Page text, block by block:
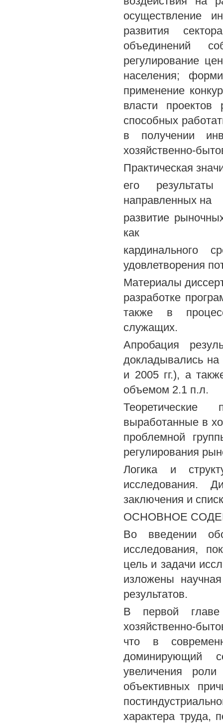
осуществление
развития
объединений
регулирование
населения;
применение
власти проектов
способных
в получении
хозяйственно-
Практическая
его
направленных на
развитие
как
кардинального
удовлетворения
Материалы
разработке
также в
служащих.
Апробация
докладывались на
и 2005 гг.), а
объемом 2.1 п.л.
выработанные в
проблемной
регулирования
Логика и
исследования.
заключения и
ОСНОВНОЕ
Во введении
исследования,
цель и задачи
изложены
результатов.
В первой главе
хозяйственно-
что в
доминирующий
увеличения
объективных
характера труда,